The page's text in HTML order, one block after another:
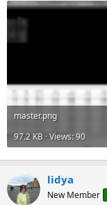
master.png
97.2 KB · Views: 90
lidya
New Member